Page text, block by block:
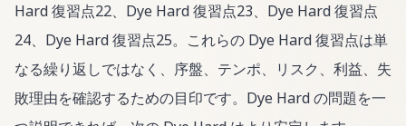
Hard 復習点22、Dye Hard 復習点23、Dye Hard 復習点
24、Dye Hard 復習点25。これらの Dye Hard 復習点は単
なる繰り返しではなく、序盤、テンポ、リスク、利益、失
敗理由を確認するための目印です。Dye Hard の問題を一